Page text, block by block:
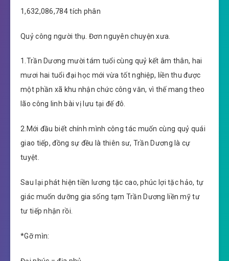
1,632,086,784 tích phân
Quỷ công người thụ. Đơn nguyên chuyện xưa.
1.Trần Dương mười tám tuổi cùng quỷ kết âm thân, hai
mươi hai tuổi đại học mới vừa tốt nghiệp, liền thu được
một phần xã khu nhận chức công văn, vì thế mang theo
lão công linh bài vị lưu tại đế đô.
2.Mới đầu biết chính mình công tác muốn cùng quỷ quái
giao tiếp, đồng sự đều là thiên sư, Trần Dương là cự
tuyệt.
Sau lại phát hiện tiền lương tặc cao, phúc lợi tặc hảo, tự
giác muốn dưỡng gia sống tạm Trần Dương liền mỹ tư
tư tiếp nhận rồi.
*Gỡ mìn: